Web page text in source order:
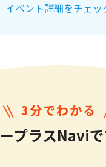
イベント詳細をチェッ
3分でわかる
プラスNavi